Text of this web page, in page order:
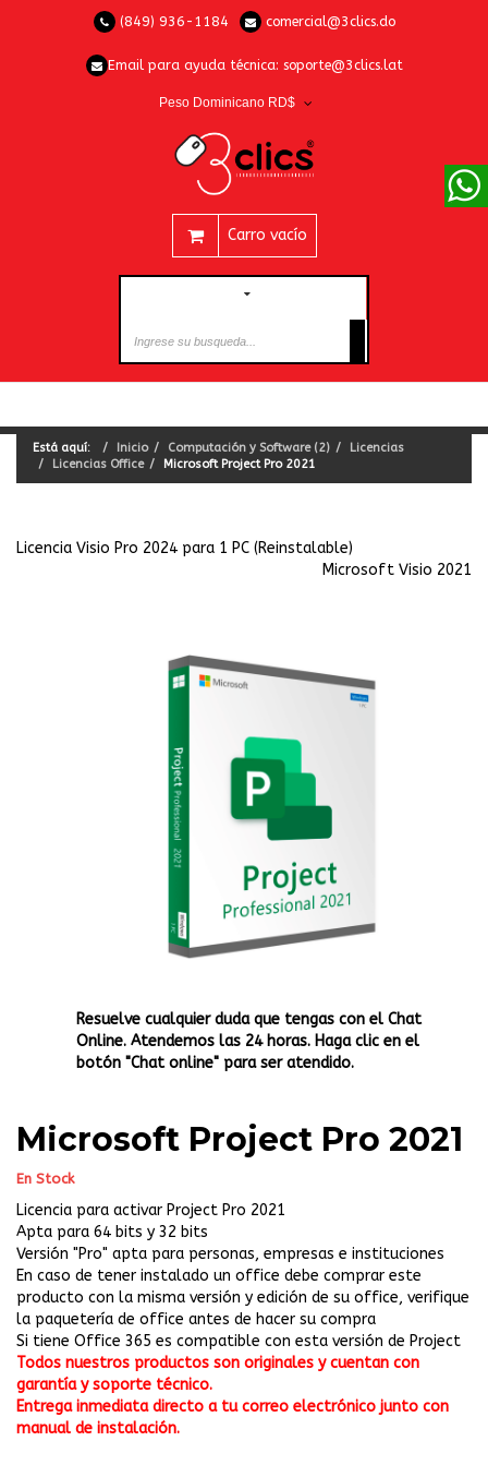
(849) 936-1184 comercial@3clics.do
Email para ayuda técnica: soporte@3clics.lat
Peso Dominicano RD$
Carro vacío
CATEGORÍAS
Está aquí: Inicio Computación y Software (2)
Licencias
Licencias Office
Microsoft Project Pro 2021
Licencia Visio Pro 2024 para 1 PC (Reinstalable)
Microsoft Visio 2021
Resuelve cualquier duda que tengas con el Chat
Online. Atendemos las 24 horas. Haga clic en el
botón "Chat online" para ser atendido.
Microsoft Project Pro 2021
En Stock
Licencia para activar Project Pro 2021
Apta para 64 bits y 32 bits
Versión "Pro" apta para personas, empresas e instituciones
En caso de tener instalado un office debe comprar este
producto con la misma versión y edición de su office, verifique
la paquetería de office antes de hacer su compra
Si tiene Office 365 es compatible con esta versión de Project
Todos nuestros productos son originales y cuentan con
garantía y soporte técnico.
Entrega inmediata directo a tu correo electrónico junto con
manual de instalación.